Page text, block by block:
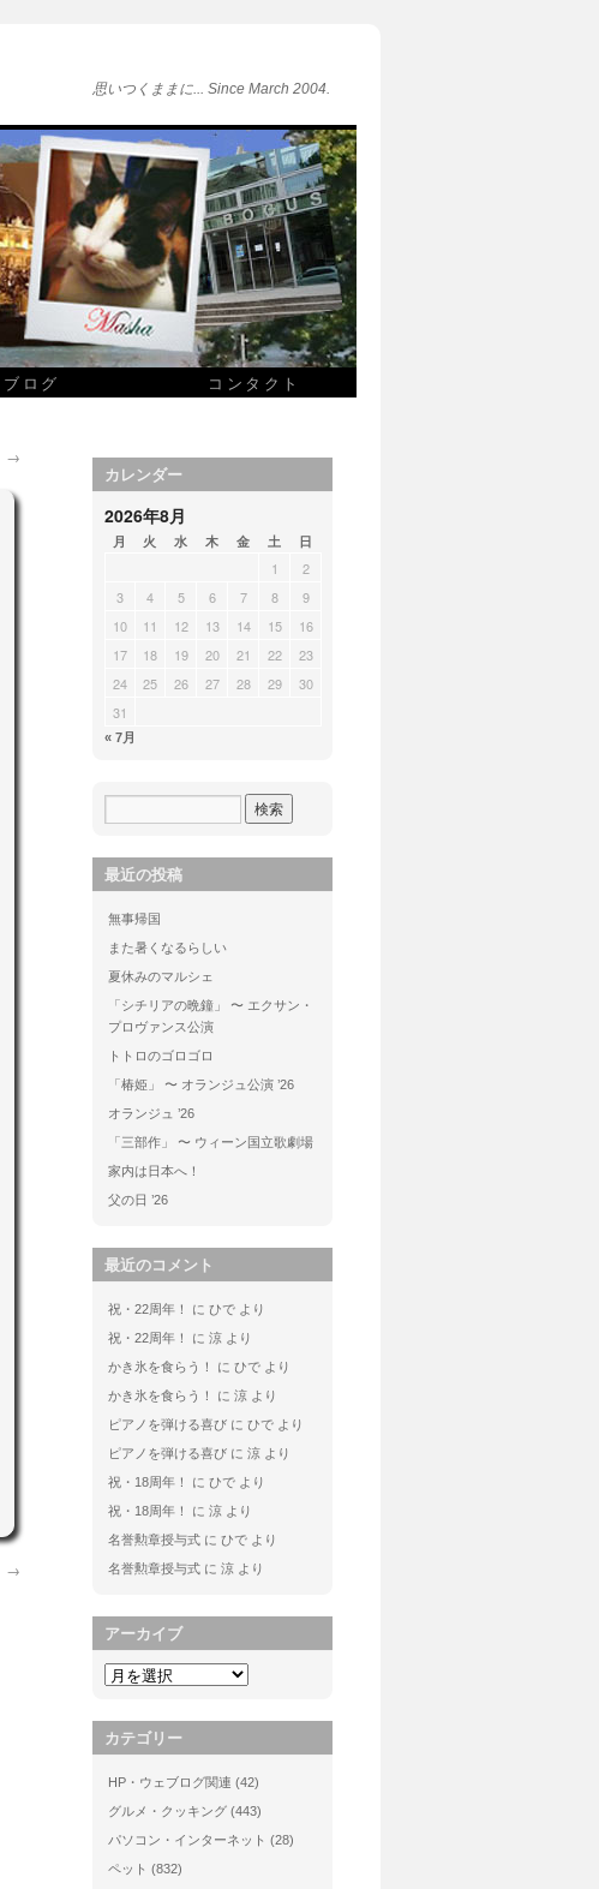
思いつくままに... Since March 2004.
ブログ コンタクト
→
→
カレンダー
2026年8月
月 火 水 木 金 土 日
1
2
3
4 5 6 7 8
9
10
11 12 13 14 15
16
17
18 19 20 21 22
23
24
25 26 27 28 29
30
31
« 7月
最近の投稿
無事帰国
また暑くなるらしい
夏休みのマルシェ
「シチリアの晩鐘」 〜 エクサン・
プロヴァンス公演
トトロのゴロゴロ
「椿姫」 〜 オランジュ公演 ’26
オランジュ ’26
「三部作」 〜 ウィーン国立歌劇場
家内は日本へ！
父の日 ’26
最近のコメント
祝・22周年！ に ひで より
祝・22周年！
に 涼 より
かき氷を食らう！
に ひで より
かき氷を食らう！
に 涼 より
ピアノを弾ける喜び に ひで より
ピアノを弾ける喜び に 涼 より
祝・18周年！
に ひで より
祝・18周年！
に 涼 より
名誉勲章授与式 に ひで より
名誉勲章授与式 に 涼 より
アーカイブ
カテゴリー
HP・ウェブログ関連 (42)
グルメ・クッキング (443)
パソコン・インターネット (28)
ペット (832)